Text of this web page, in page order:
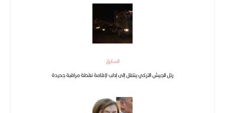
السابق
رتل للجيش التركي ينتقل إلى إدلب لإقامة نقطة مراقبة جديدة